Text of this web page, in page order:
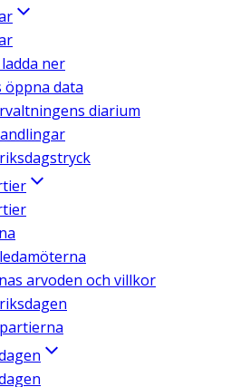
ner
öppna data
diarium
arvoden och villkor